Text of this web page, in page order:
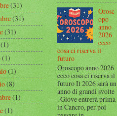
(31)
(31)
(31)
(1)
(1)
(1)
(8)
(1)
(1)
Orosc
opo
anno
2026
ecco
cosa ci riserva il
futuro
Oroscopo anno 2026
ecco cosa ci riserva il
futuro Il 2026 sarà un
anno di grandi svolte
. Giove entrerà prima
in Cancro, per poi